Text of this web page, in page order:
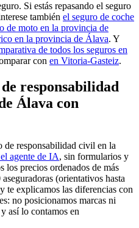
Si estás repasando el seguro
también el seguro de coche
de moto en la provincia de
en la provincia de Álava. Y
de todos los seguros en
con en Vitoria-Gasteiz.
responsabilidad
Álava con
de responsabilidad civil en la
agente de IA, sin formularios y
los precios ordenados de más
(orientativos hasta
te explicamos las diferencias con
no posicionamos marcas ni
así lo contamos en